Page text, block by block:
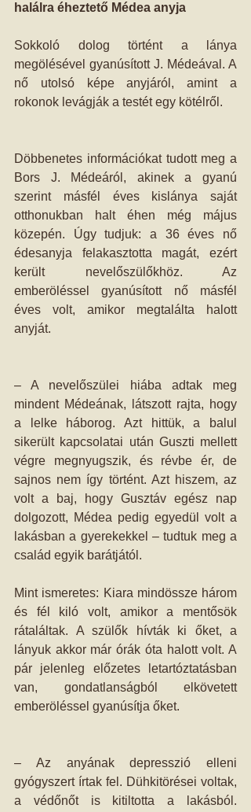
halálra éheztető Médea anyja
Sokkoló dolog történt a lánya
megölésével gyanúsított J. Médeával. A
nő utolsó képe anyjáról, amint a
rokonok levágják a testét egy kötélről.
Döbbenetes információkat tudott meg a
Bors J. Médeáról, akinek a gyanú
szerint másfél éves kislánya saját
otthonukban halt éhen még május
közepén. Úgy tudjuk: a 36 éves nő
édesanyja felakasztotta magát, ezért
került nevelőszülőkhöz. Az
emberöléssel gyanúsított nő más­fél
éves volt, amikor megtalálta halott
anyját.
– A nevelőszülei hiába adtak meg
mindent Médeának, látszott rajta, hogy
a lelke háborog. Azt hittük, a balul
sikerült kapcsolatai után Guszti mellett
végre megnyugszik, és révbe ér, de
sajnos nem így történt. Azt hiszem, az
volt a baj, hogy Gusztáv egész nap
dolgozott, Médea pedig egyedül volt a
lakásban a gyerekekkel – tudtuk meg a
család egyik barátjától.
Mint ismeretes: Kiara mindössze három
és fél kiló volt, amikor a mentősök
rátaláltak. A szülők hívták ki őket, a
lányuk akkor már órák óta halott volt. A
pár jelenleg előzetes letartóztatásban
van, gondatlanságból elkövetett
emberöléssel gyanúsítja őket.
– Az anyának depresszió elleni
gyógyszert írtak fel. Dühkitörései voltak,
a védőnőt is kitiltotta a lakásból.